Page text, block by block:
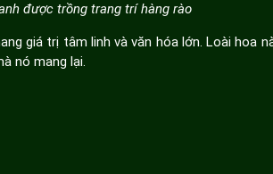
được trồng trang trí hàng rào
giá trị tâm linh và văn hóa lớn. Loài hoa
nó mang lại.